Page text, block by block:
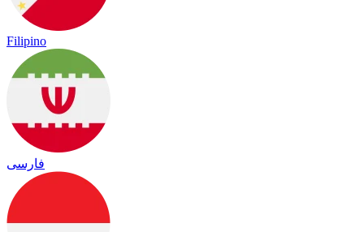
Filipino
فارسی